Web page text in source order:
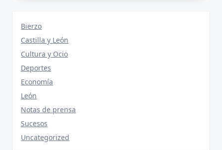
Bierzo
Castilla y León
Cultura y Ocio
Deportes
Economía
León
Notas de prensa
Sucesos
Uncategorized